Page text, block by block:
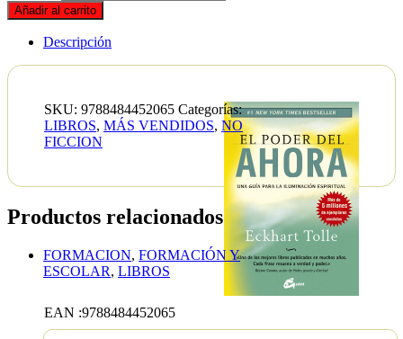
Añadir al carrito
Descripción
EAN :9788484452065
SKU: 9788484452065 Categorías:
LIBROS, MÁS VENDIDOS, NO
FICCION
Productos relacionados
FORMACION, FORMACIÓN Y
ESCOLAR, LIBROS